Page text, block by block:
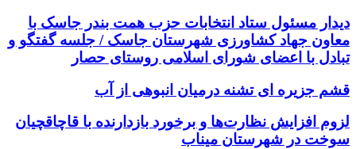
دیدار مسئول ستاد انتخابات حزب همت بندر جاسک با
معاون جهاد کشاورزی شهرستان جاسک / جلسه گفتگو و
تبادل با اعضای شورای اسلامی روستای حصار
قشم جزیره ای تشنه درمیان انبوهی از آب
لزوم افزایش نظارت‌ها و برخورد بازدارنده با قاچاقچیان
سوخت در شهرستان میناب